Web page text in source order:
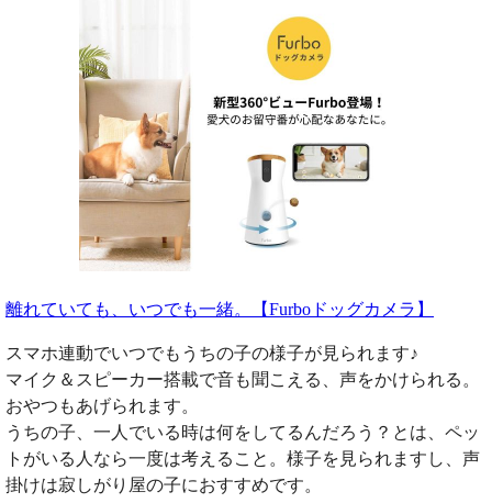
離れていても、いつでも一緒。【Furboドッグカメラ】
スマホ連動でいつでもうちの子の様子が見られます♪
マイク＆スピーカー搭載で音も聞こえる、声をかけられる。
おやつもあげられます。
うちの子、一人でいる時は何をしてるんだろう？とは、ペッ
トがいる人なら一度は考えること。様子を見られますし、声
掛けは寂しがり屋の子におすすめです。